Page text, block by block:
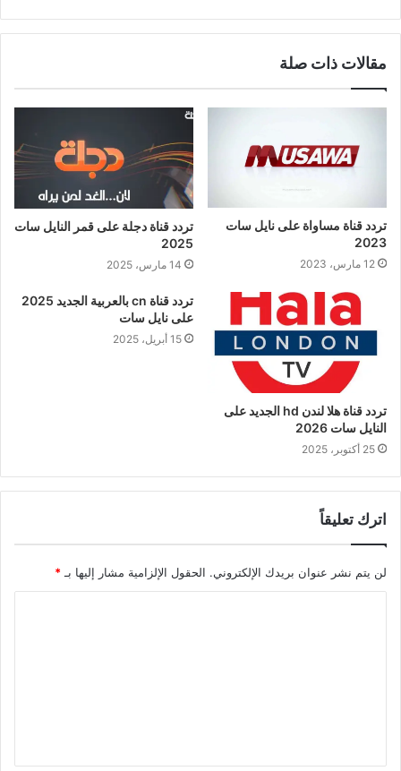
مقالات ذات صلة
تردد قناة مساواة على نايل سات
2023
12 مارس، 2023
تردد قناة دجلة على قمر النايل سات
2025
14 مارس، 2025
تردد قناة هلا لندن hd الجديد على
النايل سات 2026
25 أكتوبر، 2025
تردد قناة cn بالعربية الجديد 2025
على نايل سات
15 أبريل، 2025
اترك تعليقاً
لن يتم نشر عنوان بريدك الإلكتروني. الحقول الإلزامية مشار إليها بـ *